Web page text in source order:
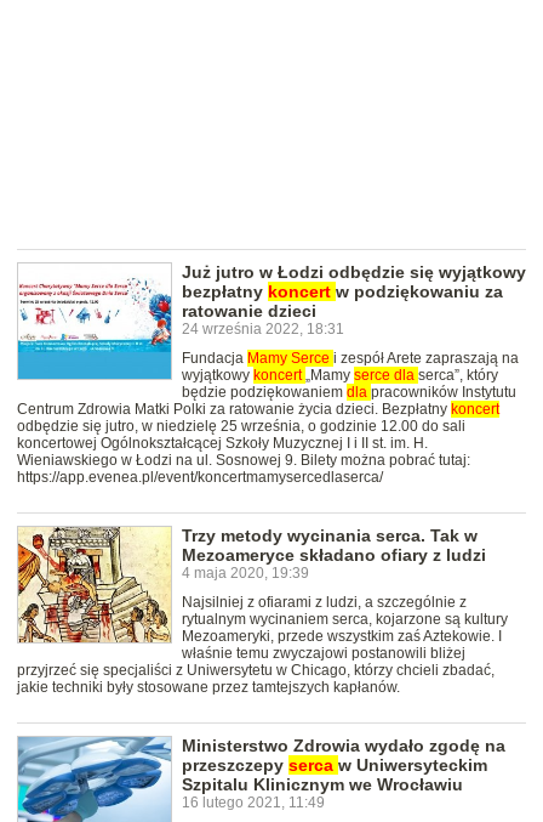
Już jutro w Łodzi odbędzie się wyjątkowy
bezpłatny koncert w podziękowaniu za
ratowanie dzieci
24 września 2022, 18:31
Fundacja Mamy Serce i zespół Arete zapraszają na
wyjątkowy koncert„Mamy serce dla serca”, który
będzie podziękowaniem dla pracowników Instytutu
Centrum Zdrowia Matki Polki za ratowanie życia dzieci. Bezpłatny koncert
odbędzie się jutro, w niedzielę 25 września, o godzinie 12.00 do sali
koncertowej Ogólnokształcącej Szkoły Muzycznej I i II st. im. H.
Wieniawskiego w Łodzi na ul. Sosnowej 9. Bilety można pobrać tutaj:
https://app.evenea.pl/event/koncertmamysercedlaserca/
Trzy metody wycinania serca. Tak w
Mezoameryce składano ofiary z ludzi
4 maja 2020, 19:39
Najsilniej z ofiarami z ludzi, a szczególnie z
rytualnym wycinaniem serca, kojarzone są kultury
Mezoameryki, przede wszystkim zaś Aztekowie. I
właśnie temu zwyczajowi postanowili bliżej
przyjrzeć się specjaliści z Uniwersytetu w Chicago, którzy chcieli zbadać,
jakie techniki były stosowane przez tamtejszych kapłanów.
Ministerstwo Zdrowia wydało zgodę na
przeszczepy serca w Uniwersyteckim
Szpitalu Klinicznym we Wrocławiu
16 lutego 2021, 11:49